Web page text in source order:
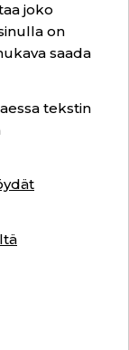
joko
on
saada
tekstin